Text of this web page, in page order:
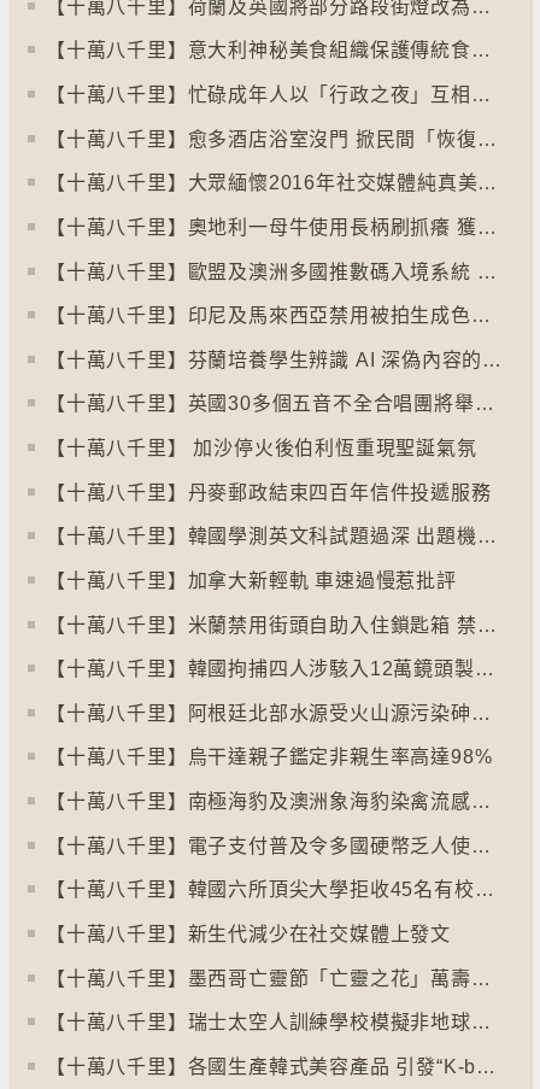
【十萬八千里】荷蘭及英國將部分路段街燈改為紅色
【十萬八千里】意大利神秘美食組織保護傳統食物、烹飪方法和菜餚
【十萬八千里】忙碌成年人以「行政之夜」互相督促完成擱置私務
【十萬八千里】愈多酒店浴室沒門 掀民間「恢復浴室門」倡議運動
【十萬八千里】大眾緬懷2016年社交媒體純真美好體驗
【十萬八千里】奧地利一母牛使用長柄刷抓癢 獲科學家確定懂得使用工具
【十萬八千里】歐盟及澳洲多國推數碼入境系統 毋須護照蓋章
【十萬八千里】印尼及馬來西亞禁用被拍生成色情影像的人工智能平台Grok
【十萬八千里】芬蘭培養學生辨識 AI 深偽內容的能力
【十萬八千里】英國30多個五音不全合唱團將舉行十周年誌慶
【十萬八千里】 加沙停火後伯利恆重現聖誕氣氛
【十萬八千里】丹麥郵政結束四百年信件投遞服務
【十萬八千里】韓國學測英文科試題過深 出題機構院長引咎辭職
【十萬八千里】加拿大新輕軌 車速過慢惹批評
【十萬八千里】米蘭禁用街頭自助入住鎖匙箱 禁自助入住民宿
【十萬八千里】韓國拘捕四人涉駭入12萬鏡頭製色情內容
【十萬八千里】阿根廷北部水源受火山源污染砷含量超標
【十萬八千里】烏干達親子鑑定非親生率高達98%
【十萬八千里】南極海豹及澳洲象海豹染禽流感病毒恐擴散
【十萬八千里】電子支付普及令多國硬幣乏人使用甚至停產
【十萬八千里】韓國六所頂尖大學拒收45名有校園暴力紀錄者入學
【十萬八千里】新生代減少在社交媒體上發文
【十萬八千里】墨西哥亡靈節「亡靈之花」萬壽菊失收
【十萬八千里】瑞士太空人訓練學校模擬非地球生活
【十萬八千里】各國生產韓式美容產品 引發“K-beauty”定義討論